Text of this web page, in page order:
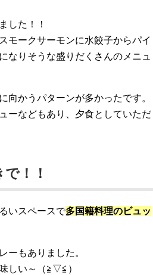
した！！
モークサーモンに水餃子からパイ
なりそうな盛りだくさんのメニュ
向かうパターンが多かったです。
ーなどもあり、夕食としていただ
！！
いスペースで多国籍料理のビュッ
ーもありました。
しい～（≧▽≦）